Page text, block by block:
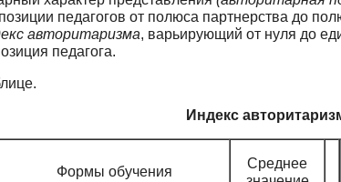
педагогов от полюса партнерства до
авторитаризма, варьирующий от нуля до
педагога.
Индекс
Формы обучения
Среднее